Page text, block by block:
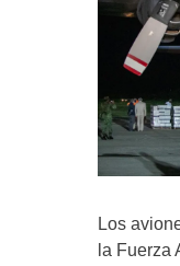
Los
la Fuerza